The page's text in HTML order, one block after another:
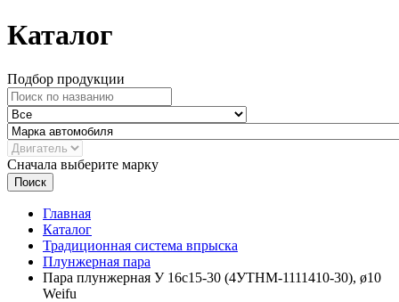
Каталог
Подбор продукции
Сначала выберите марку
Поиск
Главная
Каталог
Традиционная система впрыска
Плунжерная пара
Пара плунжерная У 16с15-30 (4УТНМ-1111410-30), ø10
Weifu